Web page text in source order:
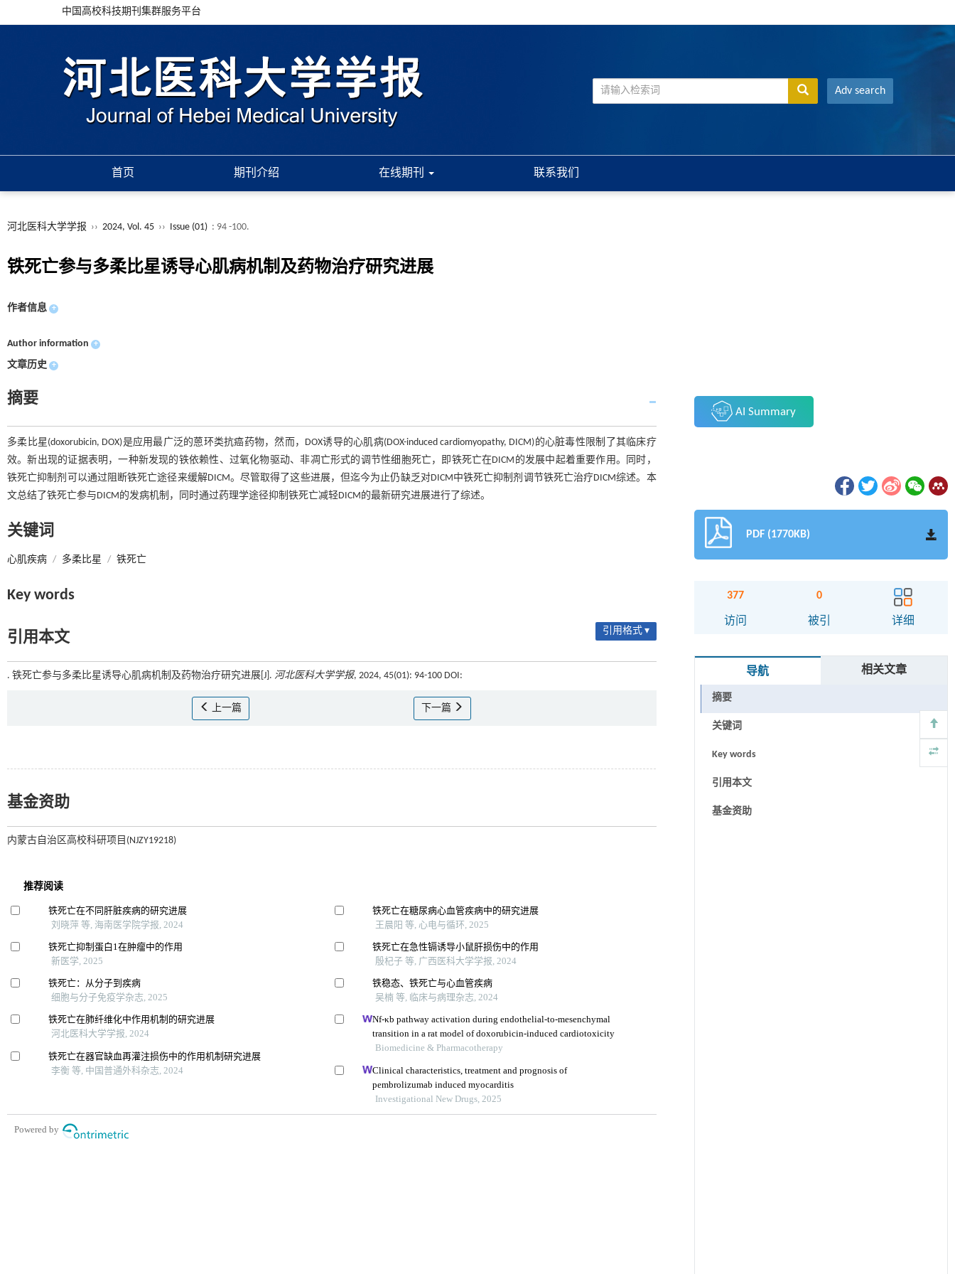
中国高校科技期刊集群服务平台
Adv search
首页 期刊介绍 在线期刊 联系我们
河北医科大学学报 ›› 2024, Vol. 45 ›› Issue (01) : 94 -100.
铁死亡参与多柔比星诱导心肌病机制及药物治疗研究进展
作者信息 +
Author information +
文章历史 +
摘要
多柔比星(doxorubicin, DOX)是应用最广泛的蒽环类抗癌药物，然而，DOX诱导的心肌病(DOX-induced cardiomyopathy, DICM)的心脏毒性限制了其临床疗
效。新出现的证据表明，一种新发现的铁依赖性、过氧化物驱动、非凋亡形式的调节性细胞死亡，即铁死亡在DICM的发展中起着重要作用。同时，
铁死亡抑制剂可以通过阻断铁死亡途径来缓解DICM。尽管取得了这些进展，但迄今为止仍缺乏对DICM中铁死亡抑制剂调节铁死亡治疗DICM综述。本
文总结了铁死亡参与DICM的发病机制，同时通过药理学途径抑制铁死亡减轻DICM的最新研究进展进行了综述。
关键词
心肌疾病 / 多柔比星 / 铁死亡
Key words
引用本文 引用格式 ▾
. 铁死亡参与多柔比星诱导心肌病机制及药物治疗研究进展[J]. 河北医科大学学报, 2024, 45(01): 94-100 DOI:
上一篇 下一篇
基金资助
内蒙古自治区高校科研项目(NJZY19218)
AI Summary
PDF (1770KB)
377
访问
0
被引 详细
导航 相关文章
摘要
关键词
Key words
引用本文
基金资助